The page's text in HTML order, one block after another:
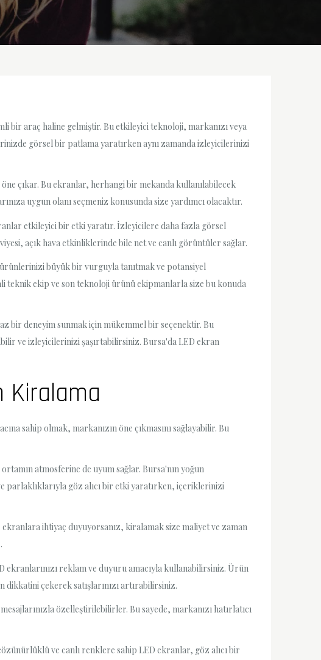
bir araç haline gelmiştir. Bu etkileyici teknoloji, markanızı veya
görsel bir patlama yaratırken aynı zamanda izleyicilerinizi
çıkar. Bu ekranlar, herhangi bir mekanda kullanılabilecek
uygun olanı seçmeniz konusunda size yardımcı olacaktır.
etkileyici bir etki yaratır. İzleyicilere daha fazla görsel
açık hava etkinliklerinde bile net ve canlı görüntüler sağlar.
büyük bir vurguyla tanıtmak ve potansiyel
ekip ve son teknoloji ürünü ekipmanlarla size bu konuda
bir deneyim sunmak için mükemmel bir seçenektir. Bu
ve izleyicilerinizi şaşırtabilirsiniz. Bursa'da LED ekran
Kiralama
sahip olmak, markanızın öne çıkmasını sağlayabilir. Bu
atmosferine de uyum sağlar. Bursa'nın yoğun
parlaklıklarıyla göz alıcı bir etki yaratırken, içeriklerinizi
ihtiyaç duyuyorsanız, kiralamak size maliyet ve zaman
reklam ve duyuru amacıyla kullanabilirsiniz. Ürün
çekerek satışlarınızı artırabilirsiniz.
özelleştirilebilirler. Bu sayede, markanızı hatırlatıcı
ve canlı renklere sahip LED ekranlar, göz alıcı bir